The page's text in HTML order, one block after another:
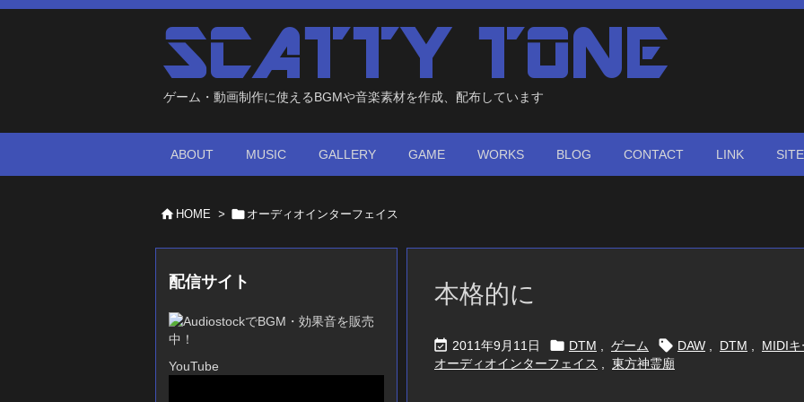
ゲーム・動画制作に使えるBGMや音楽素材を作成、配布しています
ABOUT MUSIC GALLERY GAME WORKS BLOG CONTACT LINK
 HOME >  オーディオインターフェイス
本格的に
 2011年9月11日  DTM ゲーム  DAW DTM MIDIキ
オーディオインターフェイス
東方神霊廟
配信サイト
YouTube